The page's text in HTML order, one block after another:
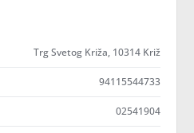
Trg Svetog Križa, 10314 Križ
94115544733
02541904